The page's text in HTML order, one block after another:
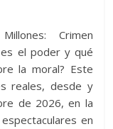
Crimen
es el poder y qué
la moral? Este
reales, desde y
de 2026, en la
en